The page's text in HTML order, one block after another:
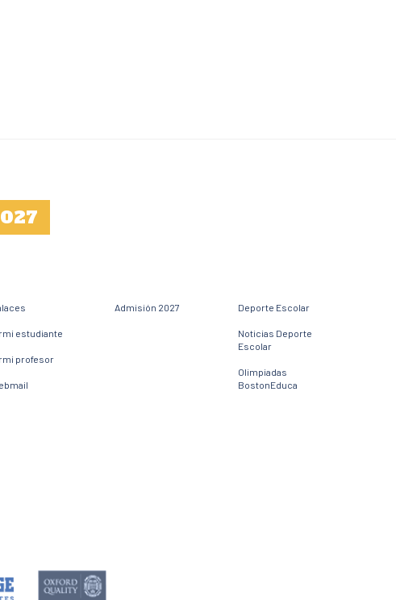
estudiante
profesor
Admisión 2027 Deporte Escolar
Noticias Deporte
Escolar
Olimpiadas
BostonEduca